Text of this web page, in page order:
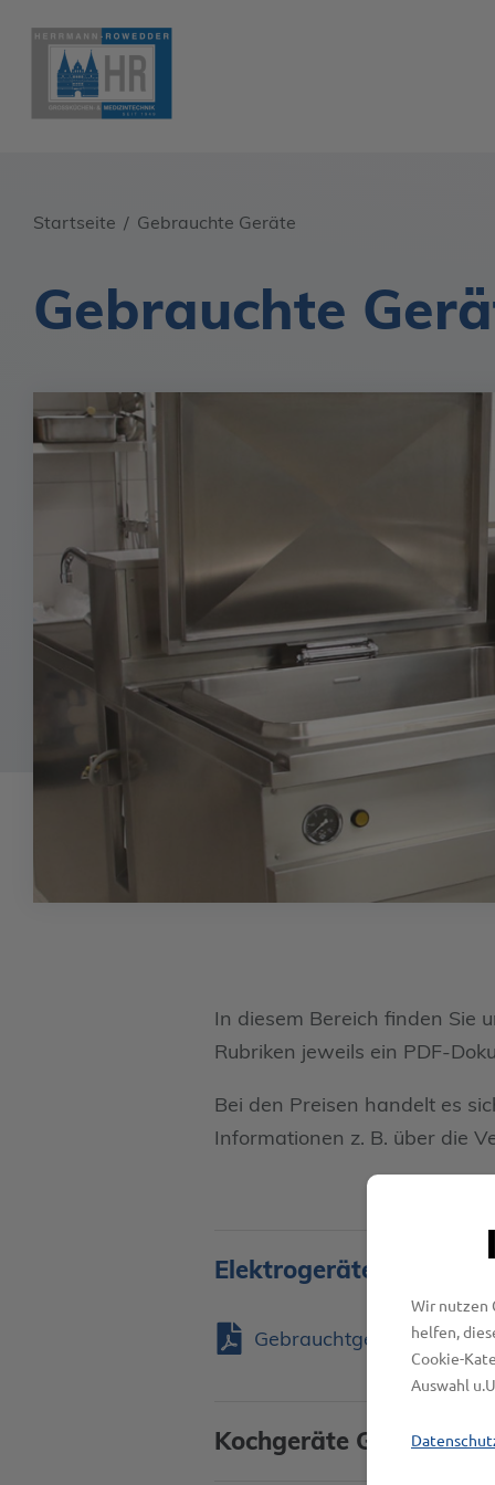
Startseite Gebrauchte Geräte
Gebrauchte
In diesem Bereich finden Sie
Rubriken jeweils ein PDF-
Bei den Preisen handelt es
Informationen z. B. über die
Elektrogeräte
Gebrauchtgeräte-
Kochgeräte Gas
Wir nutzen
helfen,
Cookie-
Auswahl